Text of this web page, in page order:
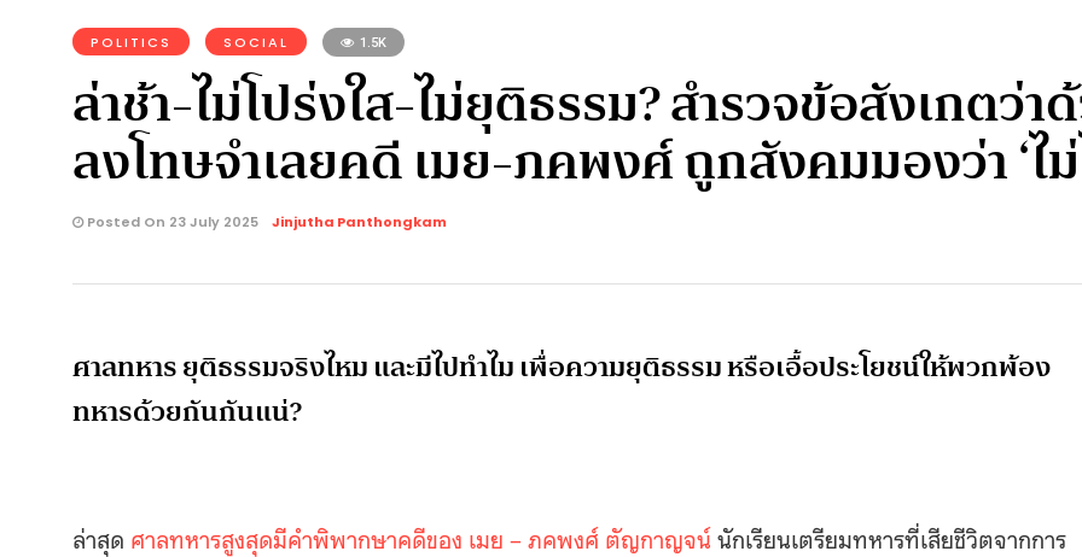
POLITICS SOCIAL 1.5K
ล่าช้า-ไม่โปร่งใส-ไม่ยุติธรรม? สำรวจข้อสังเกตว่า
ลงโทษจำเลยคดี เมย-ภคพงศ์ ถูกสังคมมองว่า ‘ไ
Posted On 23 July 2025 Jinjutha Panthongkam
ศาลทหาร ยุติธรรมจริงไหม และมีไปทำไม เพื่อความยุติธรรม หรือเอื้อประโยชน์ให้พวกพ้อง
ทหารด้วยกันกันแน่?
ล่าสุด ศาลทหารสูงสุดมีคำพิพากษาคดีของ เมย – ภคพงศ์ ตัญกาญจน์นักเรียนเตรียมทหารที่เสียชีวิตจากการ